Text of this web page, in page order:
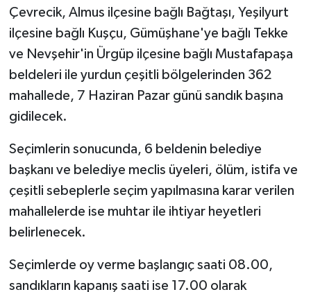
Çevrecik, Almus ilçesine bağlı Bağtaşı, Yeşilyurt
ilçesine bağlı Kuşçu, Gümüşhane'ye bağlı Tekke
ve Nevşehir'in Ürgüp ilçesine bağlı Mustafapaşa
beldeleri ile yurdun çeşitli bölgelerinden 362
mahallede, 7 Haziran Pazar günü sandık başına
gidilecek.
Seçimlerin sonucunda, 6 beldenin belediye
başkanı ve belediye meclis üyeleri, ölüm, istifa ve
çeşitli sebeplerle seçim yapılmasına karar verilen
mahallelerde ise muhtar ile ihtiyar heyetleri
belirlenecek.
Seçimlerde oy verme başlangıç saati 08.00,
sandıkların kapanış saati ise 17.00 olarak